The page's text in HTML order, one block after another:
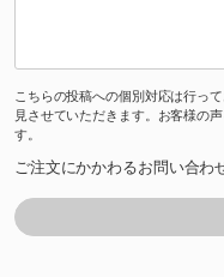
こちらの投稿への個別対応は行っ
見させていただきます。お客様の
す。
ご注文にかかわるお問い合わ